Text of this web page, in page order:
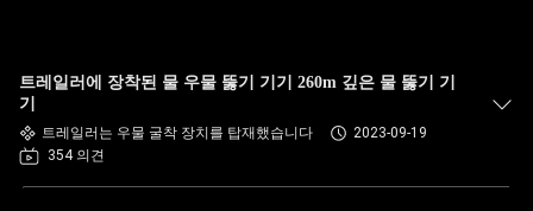
트레일러에 장착된 물 우물 뚫기 기기 260m 깊은 물 뚫기 기
기
트레일러는 우물 굴착 장치를 탑재했습니다
2023-09-19
354 의견